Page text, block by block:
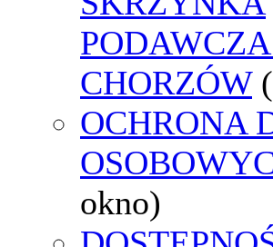
CHORZÓW
OCHRONA
okno)